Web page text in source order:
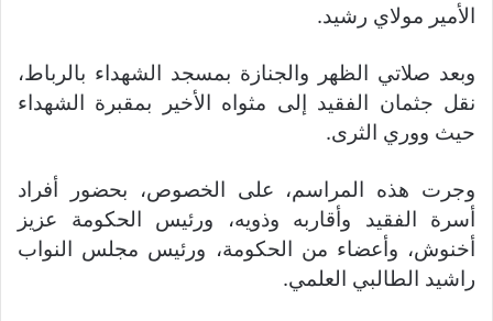
الأمير مولاي رشيد.
وبعد صلاتي الظهر والجنازة بمسجد الشهداء بالرباط،
نقل جثمان الفقيد إلى مثواه الأخير بمقبرة الشهداء
حيث ووري الثرى.
وجرت هذه المراسم، على الخصوص، بحضور أفراد
أسرة الفقيد وأقاربه وذويه، ورئيس الحكومة عزيز
أخنوش، وأعضاء من الحكومة، ورئيس مجلس النواب
راشيد الطالبي العلمي.